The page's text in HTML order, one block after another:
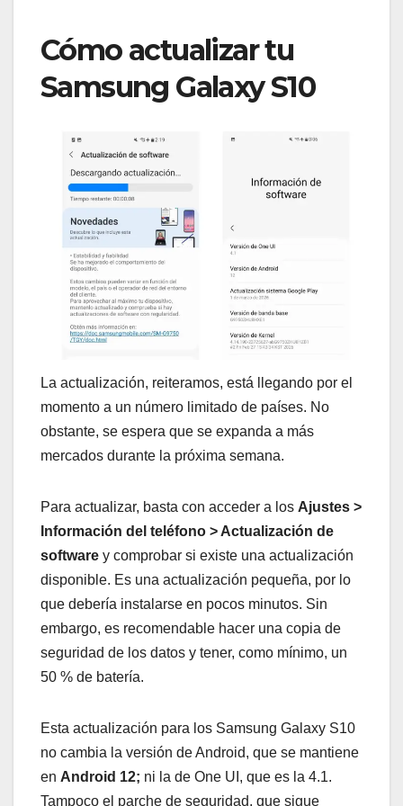
Cómo actualizar tu
Samsung Galaxy S10
La actualización, reiteramos, está llegando por el
momento a un número limitado de países. No
obstante, se espera que se expanda a más
mercados durante la próxima semana.
Para actualizar, basta con acceder a los Ajustes >
Información del teléfono > Actualización de
software y comprobar si existe una actualización
disponible. Es una actualización pequeña, por lo
que debería instalarse en pocos minutos. Sin
embargo, es recomendable hacer una copia de
seguridad de los datos y tener, como mínimo, un
50 % de batería.
Esta actualización para los Samsung Galaxy S10
no cambia la versión de Android, que se mantiene
en Android 12; ni la de One UI, que es la 4.1.
Tampoco el parche de seguridad, que sigue